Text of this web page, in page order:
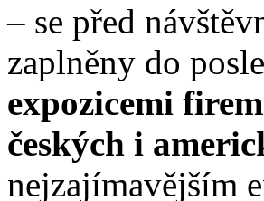
– se před
zaplněny do
expozicemi
českých i
nejzajímavějším